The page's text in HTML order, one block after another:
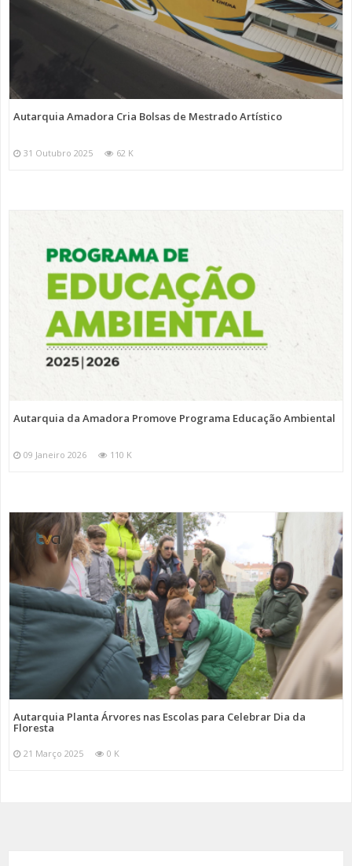
Autarquia Amadora Cria Bolsas de Mestrado Artístico
31 Outubro 2025 62 K
Autarquia da Amadora Promove Programa Educação Ambiental
09 Janeiro 2026 110 K
Autarquia Planta Árvores nas Escolas para Celebrar Dia da
Floresta
21 Março 2025 0 K